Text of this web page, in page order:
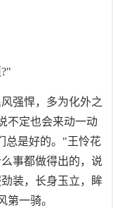
强悍，多为化外之
不定也会来动一动
总是好的。"王怜花
事都做得出的，说
装，长身玉立，眸
第一骑。